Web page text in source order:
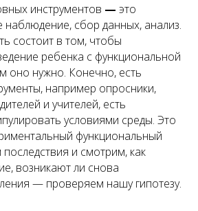
инструментов — это
наблюдение, сбор данных, анализ.
состоит в том, чтобы
ребенка с функциональной
оно нужно. Конечно, есть
например опросники,
и учителей, есть
условиями среды. Это
функциональный
и смотрим, как
возникают ли снова
— проверяем нашу гипотезу.